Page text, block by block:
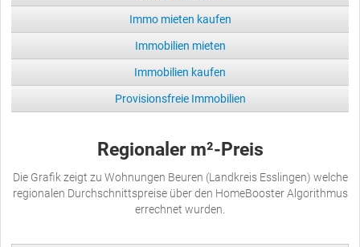
Immo mieten kaufen
Immobilien mieten
Immobilien kaufen
Provisionsfreie Immobilien
Regionaler m²-Preis
Die Grafik zeigt zu Wohnungen Beuren (Landkreis Esslingen) welche
regionalen Durchschnittspreise über den HomeBooster Algorithmus
errechnet wurden.